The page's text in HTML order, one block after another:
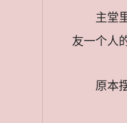
主堂
友一个人
原本